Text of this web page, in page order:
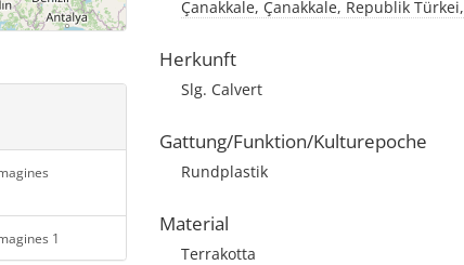
©OpenStreetMap.
1
Çanakkale, Çanakkale, Republik Türkei,
Herkunft
Slg. Calvert
Gattung/Funktion/Kulturepoche
Rundplastik
Material
Terrakotta